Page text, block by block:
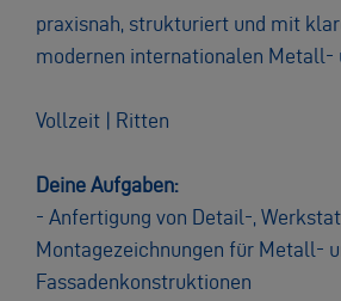
praxisnah, strukturiert und mit
modernen internationalen Metall-
Vollzeit | Ritten
Deine Aufgaben:
- Anfertigung von Detail-,
Montagezeichnungen für Metall-
Fassadenkonstruktionen